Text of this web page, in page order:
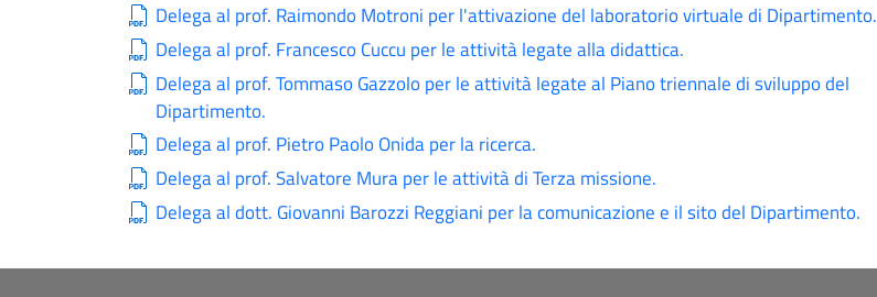
Delega al prof. Raimondo Motroni per l'attivazione del laboratorio virtuale di Dipartimento.
Delega al prof. Francesco Cuccu per le attività legate alla didattica.
Delega al prof. Tommaso Gazzolo per le attività legate al Piano triennale di sviluppo del
Dipartimento.
Delega al prof. Pietro Paolo Onida per la ricerca.
Delega al prof. Salvatore Mura per le attività di Terza missione.
Delega al dott. Giovanni Barozzi Reggiani per la comunicazione e il sito del Dipartimento.